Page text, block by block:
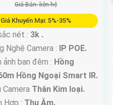
Giá Bán: liên hệ
Giá Khuyến Mại: 5%-35%
nét : 3k .
Nghệ Camera : IP POE.
ảnh ban đêm : Hồng
Hồng Ngoại Smart IR.
Thân Kim loại.
Hợp : Thu Âm.